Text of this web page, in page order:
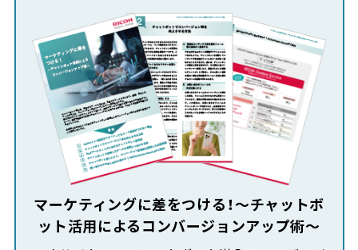
マーケティングに差をつける！～チャットボ
ット活用によるコンバージョンアップ術～